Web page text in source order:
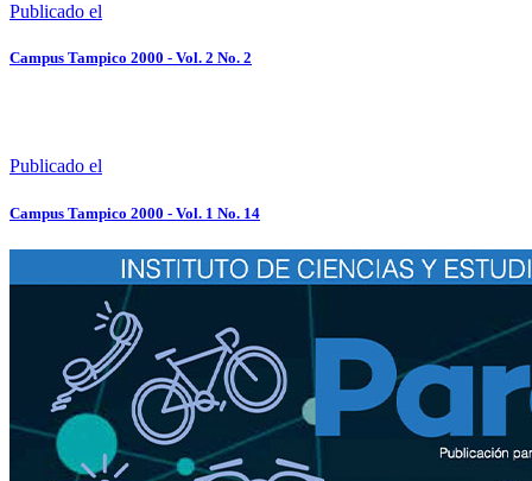
Publicado el
Campus Tampico 2000 - Vol. 2 No. 2
Publicado el
Campus Tampico 2000 - Vol. 1 No. 14